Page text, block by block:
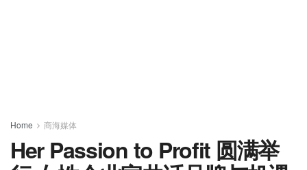
Home 商海媒体
Her Passion to Profit 圆满举